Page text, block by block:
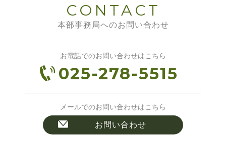
CONTACT
本部事務局へのお問い合わせ
お電話でのお問い合わせはこちら
025-278-5515
メールでのお問い合わせはこちら
お問い合わせ